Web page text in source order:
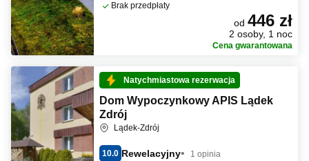
Brak przedpłaty
od 446 zł
2 osoby, 1 noc
Cena gwarantowana
Natychmiastowa rezerwacja
Dom Wypoczynkowy APIS Lądek
Zdrój
Lądek-Zdrój
10.0 Rewelacyjny 1 opinia